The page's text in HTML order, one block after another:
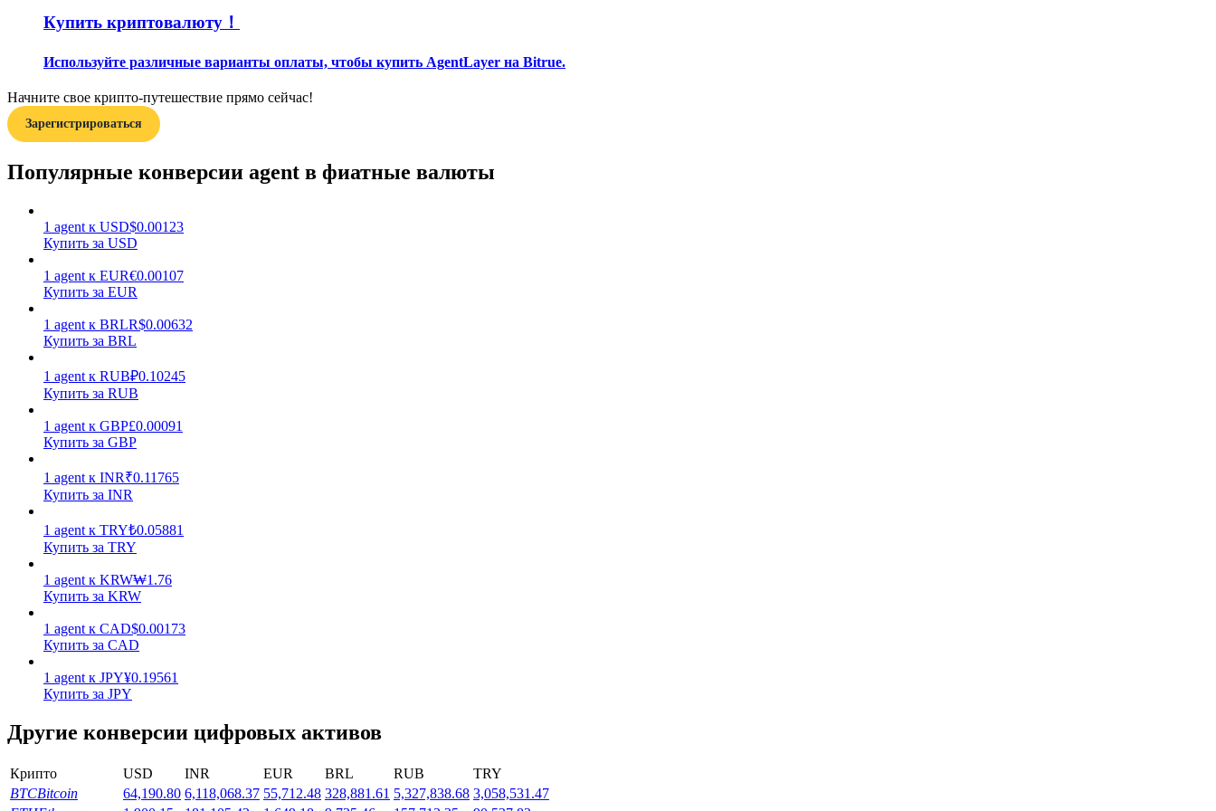
Руководство для начинающих по фьючерсам
Торговые стратегии
Узнайте, как оставаться прибыльным
Заработок
Силовая свинья
Купить криптовалюту！
Используйте различные варианты оплаты, чтобы купить AgentLayer на Bitrue.
Начните свое крипто-путешествие прямо сейчас!
Зарегистрироваться
Популярные конверсии agent в фиатные валюты
1 agent к USD$0.00123
Купить за USD
1 agent к EUR€0.00107
Купить за EUR
1 agent к BRLR$0.00632
Купить за BRL
1 agent к RUB₽0.10245
Купить за RUB
1 agent к GBP£0.00091
Купить за GBP
1 agent к INR₹0.11765
Купить за INR
1 agent к TRY₺0.05881
Купить за TRY
1 agent к KRW₩1.76
Купить за KRW
1 agent к CAD$0.00173
Купить за CAD
1 agent к JPY¥0.19561
Купить за JPY
Другие конверсии цифровых активов
Крипто USD INR EUR BRL RUB
TRY
BTCBitcoin 64,190.80 6,118,068.37 55,712.48 328,881.61 5,327,838.68 3,058,531.47